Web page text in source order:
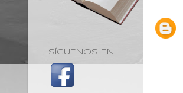
SÍGUENOS EN